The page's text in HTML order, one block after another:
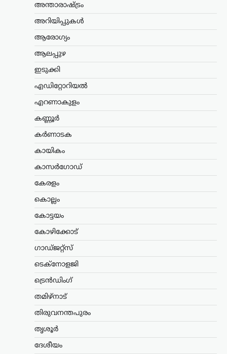
അന്താരാഷ്ട്രം
അറിയിപ്പുകൾ
ആരോഗ്യം
ആലപ്പുഴ
ഇടുക്കി
എഡിറ്റോറിയൽ
എറണാകുളം
കണ്ണൂർ
കർണാടക
കായികം
കാസർഗോഡ്
കേരളം
കൊല്ലം
കോട്ടയം
കോഴിക്കോട്
ഗാഡ്ജറ്റ്സ്
ടെക്നോളജി
ട്രെൻഡിംഗ്
തമിഴ്നാട്
തിരുവനന്തപുരം
തൃശൂർ
ദേശീയം
അലി ഖമേനിയുടെ
മരണത്തിന് പിന്നാലെ
രാജ്യം തകരുമെന്ന്
അമേരിക്കയും
നേതാവിന്റെ സാന്നിധ്യം
കരുത്തെന്ന് ഇറാൻ
പ്രസിഡന്റ്
ബുദ്ധിമുട്ടേറിയതാണെങ്കിലും,
അദ്ദേഹത്തിന്റെ നേതൃത്വം രാജ്യത്തിന്
സ്ത്രീയെ
കരിങ്കുപ്പായത്തിൽ
കുഴിച്ചുമൂടുന്ന പരിപാടി;
നിഖാബ്
നിരോധിക്കണമെന്ന്
എം.എൻ. കാരശേരി
മുഖം പൂർണമായി മറയ്ക്കുന്ന പർദയായ
നിഖാബ് നിരോധിക്കണമെന്ന്
നിരീക്ഷകനുമായ എം.എൻ. കാരശേരി